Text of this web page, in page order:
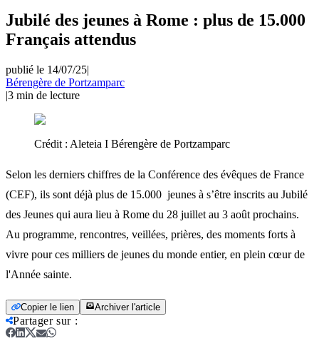
Jubilé des jeunes à Rome : plus de 15.000
Français attendus
publié le 14/07/25|
Bérengère de Portzamparc
|3 min de lecture
Crédit : Aleteia I Bérengère de Portzamparc
Selon les derniers chiffres de la Conférence des évêques de France
(CEF), ils sont déjà plus de 15.000 jeunes à s’être inscrits au Jubilé
des Jeunes qui aura lieu à Rome du 28 juillet au 3 août prochains.
Au programme, rencontres, veillées, prières, des moments forts à
vivre pour ces milliers de jeunes du monde entier, en plein cœur de
l'Année sainte.
Copier le lien Archiver l'article
Partager sur: